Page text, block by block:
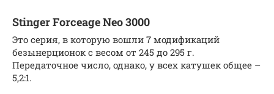
Stinger Forceage Neo 3000
Это серия, в которую вошли 7 модификаций
безынерционок с весом от 245 до 295 г.
Передаточное число, однако, у всех катушек общее –
5,2:1.